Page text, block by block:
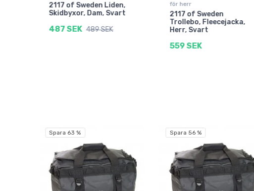
2117 of Sweden Liden,
Skidbyxor, Dam, Svart
487 SEK 489 SEK
för herr
2117 of Sweden
Trollebo, Fleecejacka,
Herr, Svart
559 SEK
Spara 63 % Spara 56 %